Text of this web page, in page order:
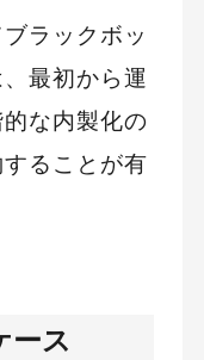
ラックボッ
最初から運
な内製化の
ることが有
ース